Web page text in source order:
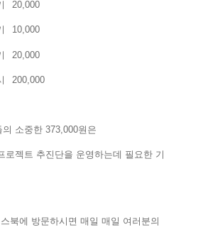
20,000
10,000
20,000
200,000
소중한 373,000원은
로젝트 추진단을 운영하는데 필요한 기
.
북에 방문하시면 매일 매일 여러분의